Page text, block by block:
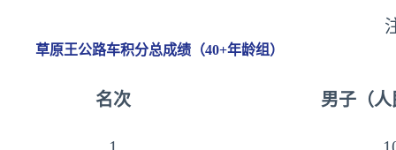
草原王公路车积分总成绩（40+年龄组）
名次 男子（人